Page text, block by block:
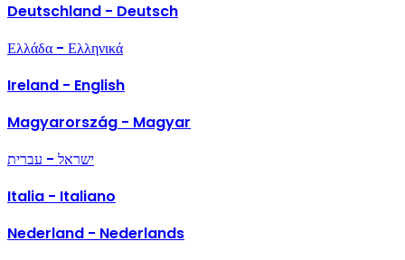
Deutschland - Deutsch
Ελλάδα - Ελληνικά
Ireland - English
Magyarország - Magyar
ישראל - עברית
Italia - Italiano
Nederland - Nederlands